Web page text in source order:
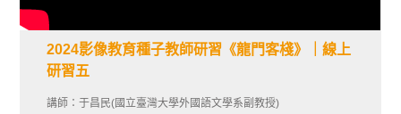
2024影像教育種子教師研習《龍門客棧》｜線上
研習五
講師：于昌民(國立臺灣大學外國語文學系副教授)